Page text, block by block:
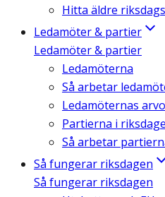
Hitta äldre
Ledamöter & partier
Ledamöter & partier
Ledamöterna
Så arbetar
Ledamöternas
Partierna i
Så arbetar
Så fungerar riksdagen
Så fungerar riksdagen